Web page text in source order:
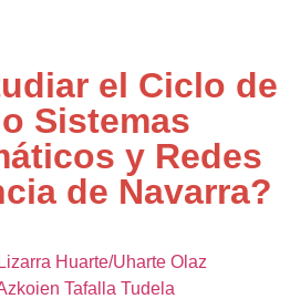
el Ciclo de
Sistemas
y Redes
de Navarra?
Huarte/Uharte Olaz
Tafalla Tudela